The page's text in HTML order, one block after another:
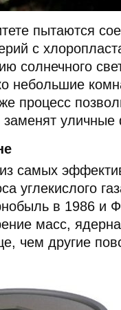
пытаются
с
солнечного
небольшие
процесс
заменят
самых
углекислого
в 1986 и
масс,
чем другие